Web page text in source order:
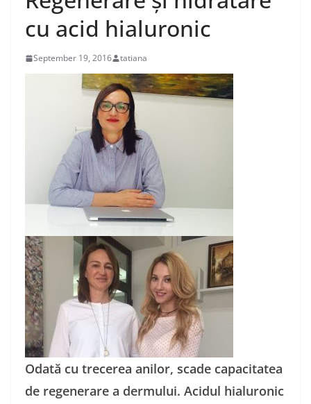
cu acid hialuronic
September 19, 2016 tatiana
Odată cu trecerea anilor, scade capacitatea
de regenerare a dermului. Acidul hialuronic